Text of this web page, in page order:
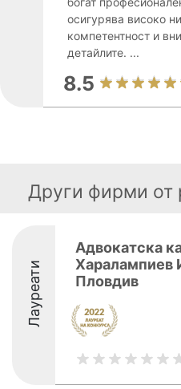
осигурява високо
компетентност и
детайлите. ...
8.5
Други фирми от
Лауреати
Адвокатска
Харалампиев
Пловдив